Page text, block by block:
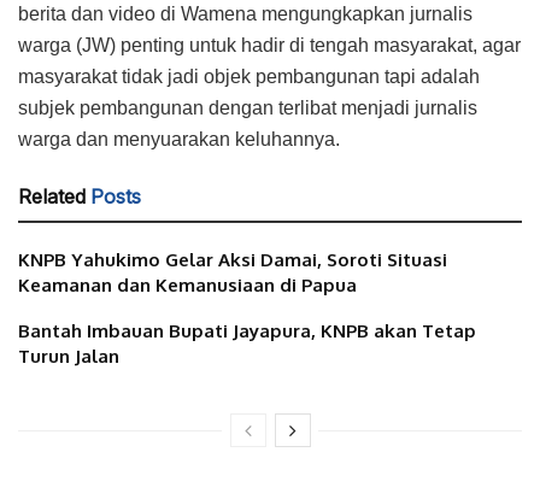
berita dan video di Wamena mengungkapkan jurnalis
warga (JW) penting untuk hadir di tengah masyarakat, agar
masyarakat tidak jadi objek pembangunan tapi adalah
subjek pembangunan dengan terlibat menjadi jurnalis
warga dan menyuarakan keluhannya.
Related Posts
KNPB Yahukimo Gelar Aksi Damai, Soroti Situasi
Keamanan dan Kemanusiaan di Papua
Bantah Imbauan Bupati Jayapura, KNPB akan Tetap
Turun Jalan